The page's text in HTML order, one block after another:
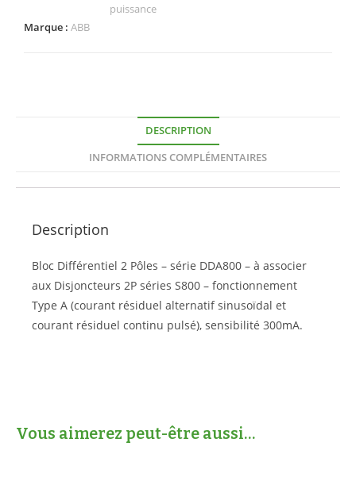
puissance
Marque : ABB
DESCRIPTION
INFORMATIONS COMPLÉMENTAIRES
Description
Bloc Différentiel 2 Pôles – série DDA800 – à associer
aux Disjoncteurs 2P séries S800 – fonctionnement
Type A (courant résiduel alternatif sinusoïdal et
courant résiduel continu pulsé), sensibilité 300mA.
Vous aimerez peut-être aussi…